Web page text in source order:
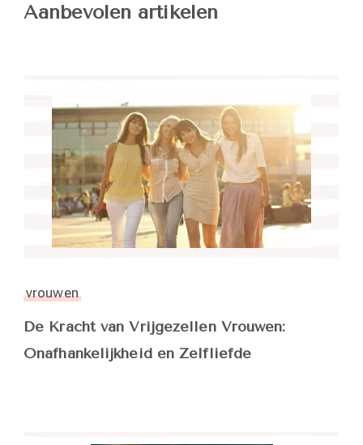
Aanbevolen artikelen
vrouwen
De Kracht van Vrijgezellen Vrouwen:
Onafhankelijkheid en Zelfliefde